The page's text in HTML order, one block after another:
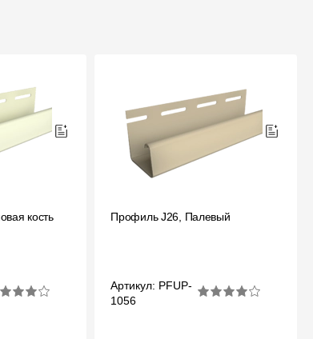
кость Профиль J26, Палевый
Артикул: PFUP-
1056